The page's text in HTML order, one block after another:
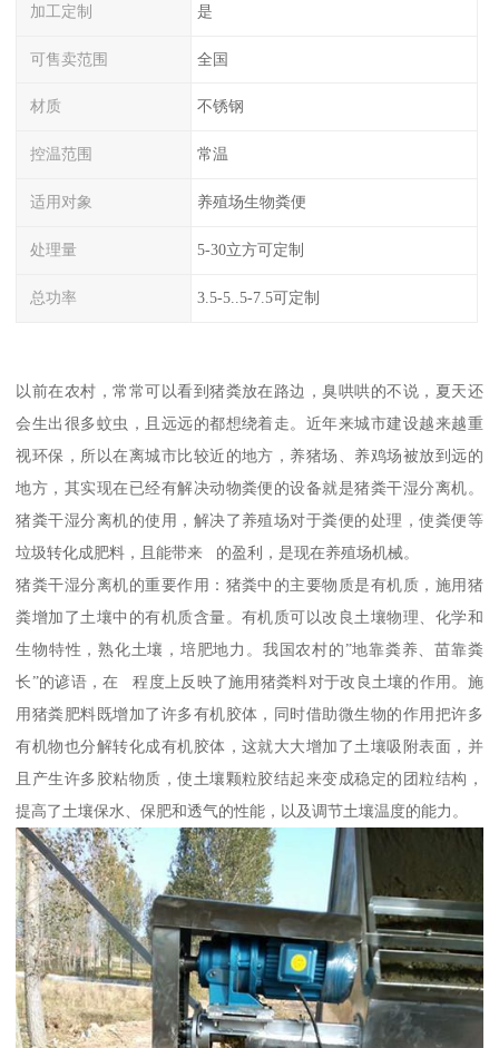
加工定制 是
可售卖范围 全国
材质 不锈钢
控温范围 常温
适用对象 养殖场生物粪便
处理量 5-30立方可定制
总功率 3.5-5..5-7.5可定制
以前在农村，常常可以看到猪粪放在路边，臭哄哄的不说，夏天还
会生出很多蚊虫，且远远的都想绕着走。近年来城市建设越来越重
视环保，所以在离城市比较近的地方，养猪场、养鸡场被放到远的
地方，其实现在已经有解决动物粪便的设备就是猪粪干湿分离机。
猪粪干湿分离机的使用，解决了养殖场对于粪便的处理，使粪便等
垃圾转化成肥料，且能带来 的盈利，是现在养殖场机械。
猪粪干湿分离机的重要作用：猪粪中的主要物质是有机质，施用猪
粪增加了土壤中的有机质含量。有机质可以改良土壤物理、化学和
生物特性，熟化土壤，培肥地力。我国农村的”地靠粪养、苗靠粪
长”的谚语，在 程度上反映了施用猪粪料对于改良土壤的作用。施
用猪粪肥料既增加了许多有机胶体，同时借助微生物的作用把许多
有机物也分解转化成有机胶体，这就大大增加了土壤吸附表面，并
且产生许多胶粘物质，使土壤颗粒胶结起来变成稳定的团粒结构，
提高了土壤保水、保肥和透气的性能，以及调节土壤温度的能力。